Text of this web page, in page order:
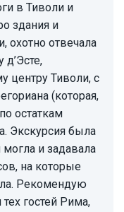
в Тиволи и
здания и
отвечала
центру Тиволи, с
(которая,
остаткам
Экскурсия была
и задавала
на которые
Рекомендую
гостей Рима,